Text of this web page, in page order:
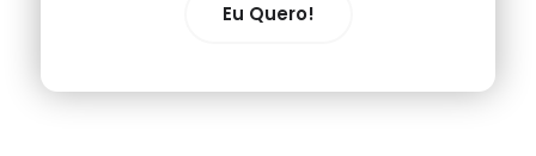
Eu Quero!